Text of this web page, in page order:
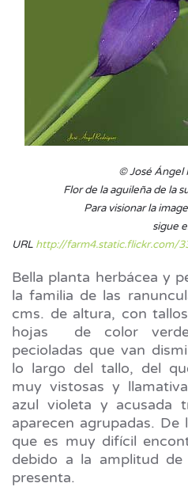
© José Ángel
Flor de la aguileña de la
Para visionar la
sigue
URL http://farm4.static.flickr.com/
Bella planta herbácea y
la familia de las
cms. de altura, con
hojas de color
pecioladas que van
lo largo del tallo, del
muy vistosas y
azul violeta y acusada
aparecen agrupadas. De
que es muy difícil
debido a la amplitud
presenta.